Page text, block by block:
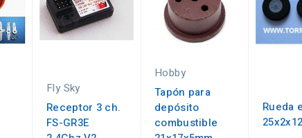
Fly Sky
Receptor 3 ch.
FS-GR3E
Hobby
Tapón para
depósito
combustible
Rueda